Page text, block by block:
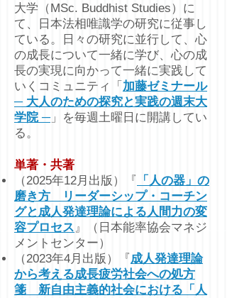
大学（MSc. Buddhist Studies）に
て、日本法相唯識学の研究に従事し
ている。日々の研究に並行して、心
の成長について一緒に学び、心の成
長の実現に向かって一緒に実践して
いくコミュニティ「 加藤ゼミナール
─ 大人のための探究と実践の週末大
学院 ─」を毎週土曜日に開講してい
る。
単著・共著
（2025年12月出版）『
「人の器」の
磨き方 リーダーシップ・コーチン
グと成人発達理論による人間力の変
容プロセス』
（日本能率協会マネジ
メントセンター）
（2023年4月出版）『成人発達理論
から考える成長疲労社会への処方
箋 新自由主義的社会における「人